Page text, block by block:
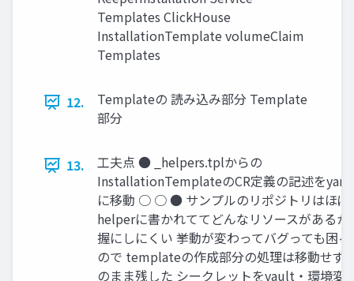
Templates ClickHouse
InstallationTemplate volumeClaim
Templates
12.
Templateの 読み込み部分 Template
部分
13.
工夫点 ● _helpers.tplからの
InstallationTemplateのCR定義の記述をyaml
に移動 ○ ○ ● サンプルのリポジトリはほぼ
helperに書かれててどんなリソースがあるか
握にしにくい 挙動が変わってバグっても困る
ので templateの作成部分の処理は移動せず
のまま残した シークレットをvault・環境変